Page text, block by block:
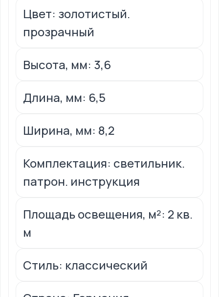
Цвет: золотистый.
прозрачный
Высота, мм: 3,6
Длина, мм: 6,5
Ширина, мм: 8,2
Комплектация: светильник.
патрон. инструкция
Площадь освещения, м²: 2 кв.
м
Стиль: классический